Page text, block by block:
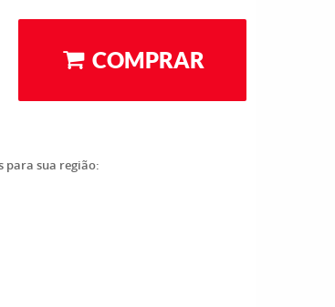
COMPRAR
para sua região: